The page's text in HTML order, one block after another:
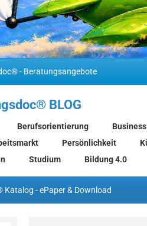
- Beratungsangebote
BLOG
Berufsorientierung Business
Persönlichkeit
Studium Bildung 4.0
Katalog - ePaper & Download